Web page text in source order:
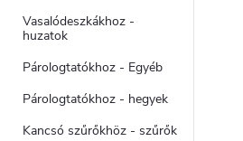
Vasalódeszkákhoz -
huzatok
Párologtatókhoz - Egyéb
Párologtatókhoz - hegyek
Kancsó szűrőkhöz - szűrők